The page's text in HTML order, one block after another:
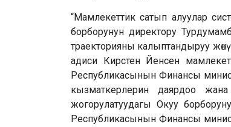
“Мамлекеттик сатып алуулар
борборунун директору
траекторияны калыптандыруу
адиси Кирстен Йенсен
Республикасынын Финансы
кызматкерлерин даярдоо
жогорулатуудагы Окуу
Республикасынын Финансы